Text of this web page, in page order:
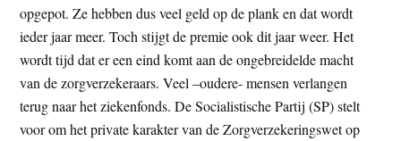
opgepot. Ze hebben dus veel geld op de plank en dat wordt
ieder jaar meer. Toch stijgt de premie ook dit jaar weer. Het
wordt tijd dat er een eind komt aan de ongebreidelde macht
van de zorgverzekeraars. Veel –oudere- mensen verlangen
terug naar het ziekenfonds. De Socialistische Partij (SP) stelt
voor om het private karakter van de Zorgverzekeringswet op